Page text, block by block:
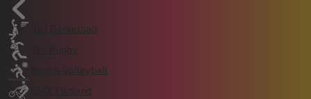
3x3 Basketball
7er-Rugby
Beach-Volleyball
BMX Flatland